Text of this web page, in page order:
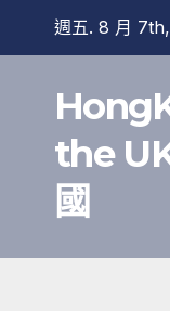
週五. 8 月
the
國